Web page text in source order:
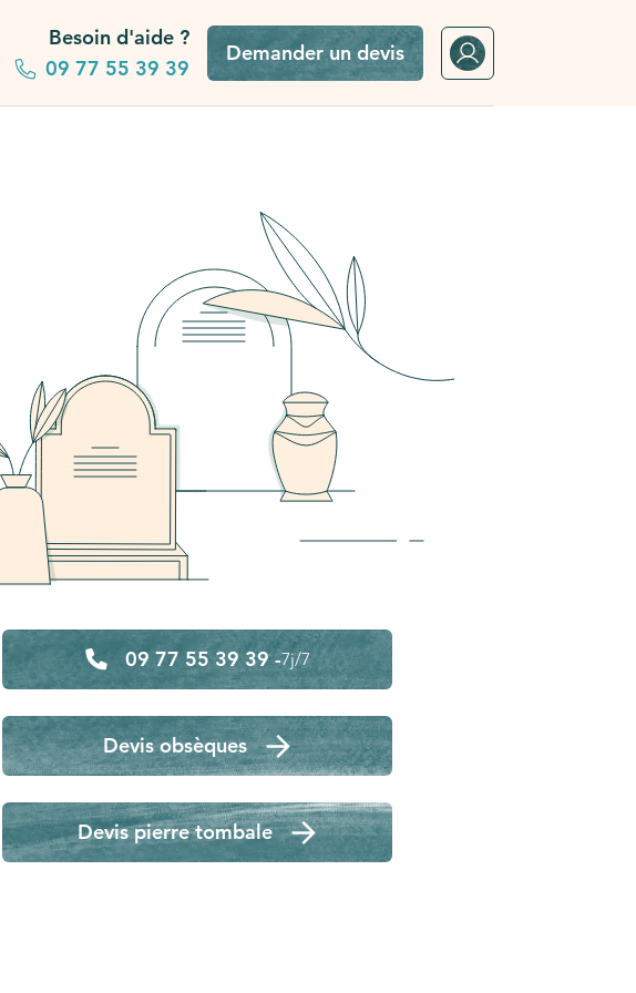
Besoin d'aide ?
09 77 55 39 39
Demander un devis
09 77 55 39 39 -7j/7
Devis obsèques
Devis pierre tombale